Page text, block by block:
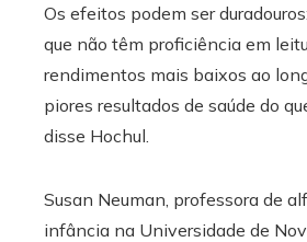
Os efeitos podem ser
que não têm proficiência em
rendimentos mais baixos ao
piores resultados de saúde do
disse Hochul.
Susan Neuman, professora de
infância na Universidade de